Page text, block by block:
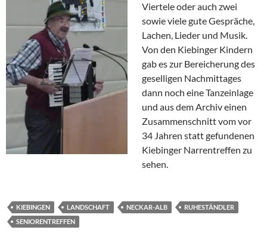
Viertele oder auch zwei
sowie viele gute Gespräche,
Lachen, Lieder und Musik.
Von den Kiebinger Kindern
gab es zur Bereicherung des
geselligen Nachmittages
dann noch eine Tanzeinlage
und aus dem Archiv einen
Zusammenschnitt vom vor
34 Jahren statt gefundenen
Kiebinger Narrentreffen zu
sehen.
KIEBINGEN LANDSCHAFT NECKAR-ALB
RUHESTÄNDLER
SENIORENTREFFEN